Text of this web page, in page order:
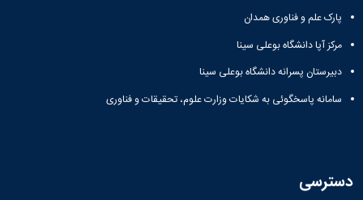
پارک علم و فناوری همدان
مرکز آپا دانشگاه بوعلی سینا
دبیرستان پسرانه دانشگاه بوعلی سینا
سامانه پاسخگوئی به شکایات وزارت علوم، تحقیقات و فناوری
دسترسی